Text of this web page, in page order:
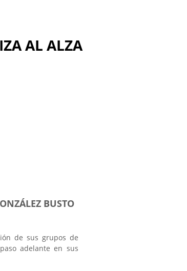
AL ALZA
BUSTO
de sus grupos de
adelante en sus